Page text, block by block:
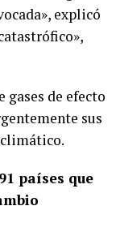
explicó
gases de efecto
sus
países que